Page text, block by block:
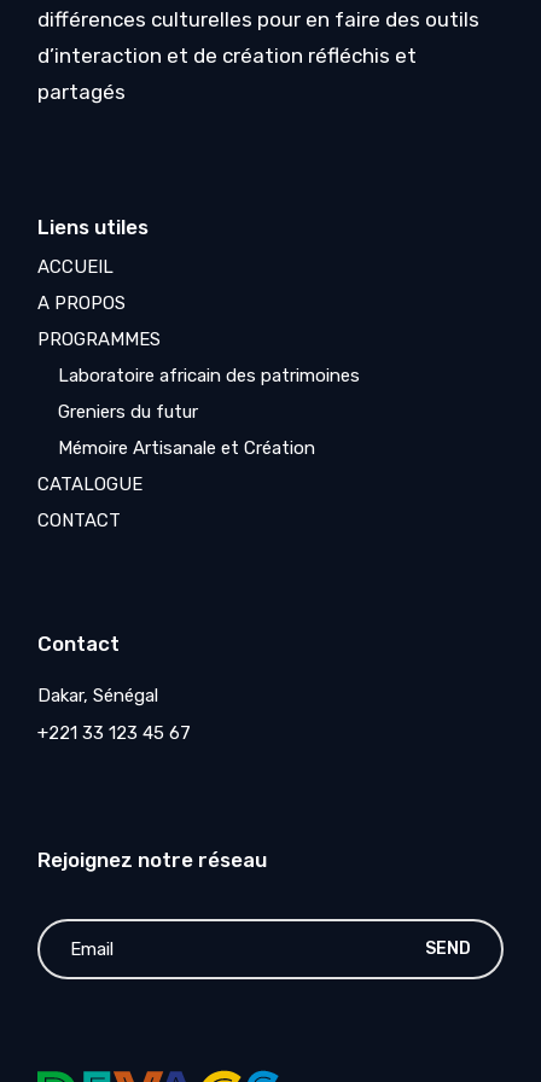
différences culturelles pour en faire des outils
d’interaction et de création réfléchis et
partagés
Liens utiles
ACCUEIL
A PROPOS
PROGRAMMES
Laboratoire africain des patrimoines
Greniers du futur
Mémoire Artisanale et Création
CATALOGUE
CONTACT
Contact
Dakar, Sénégal
+221 33 123 45 67
Rejoignez notre réseau
SEND